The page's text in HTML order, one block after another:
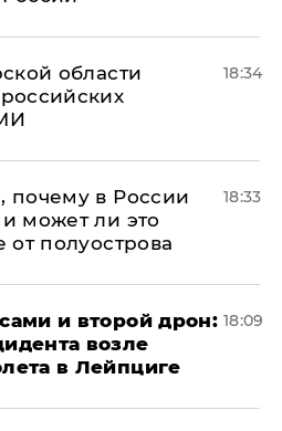
области
18:34
почему в России
может ли это
от полуострова
18:33
и второй дрон:
возле
в Лейпциге
18:09